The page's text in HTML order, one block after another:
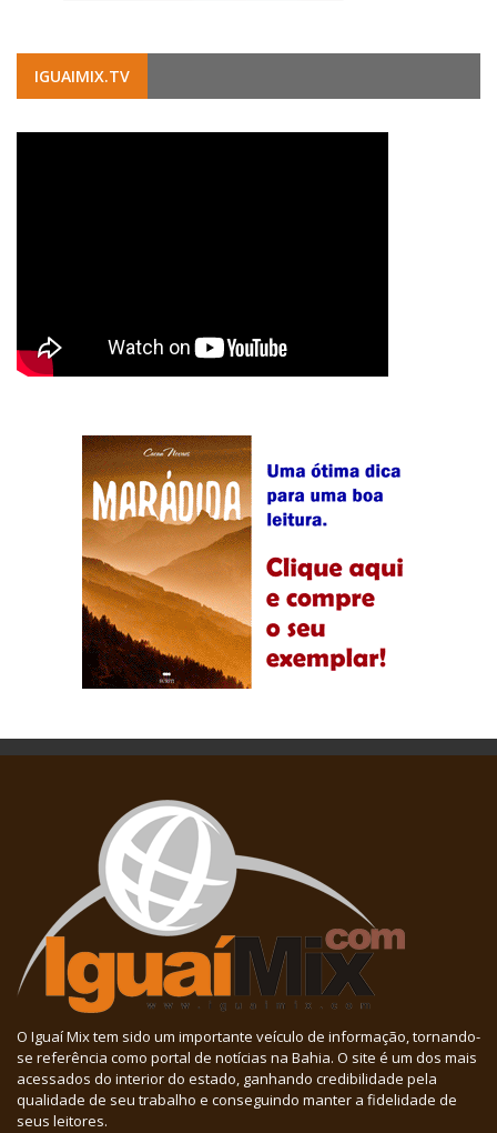
IGUAIMIX.TV
O Iguaí Mix tem sido um importante veículo de informação, tornando-
se referência como portal de notícias na Bahia. O site é um dos mais
acessados do interior do estado, ganhando credibilidade pela
qualidade de seu trabalho e conseguindo manter a fidelidade de
seus leitores.